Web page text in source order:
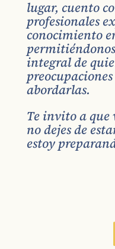
lugar, cuento
profesionales
conocimiento
integral de
abordarlas.
Te invito a que
no dejes de
estoy